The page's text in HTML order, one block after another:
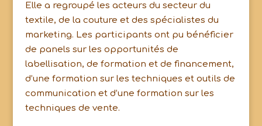
Elle a regroupé les acteurs du secteur du
textile, de la couture et des spécialistes du
marketing. Les participants ont pu bénéficier
de panels sur les opportunités de
labellisation, de formation et de financement,
d’une formation sur les techniques et outils de
communication et d’une formation sur les
techniques de vente.